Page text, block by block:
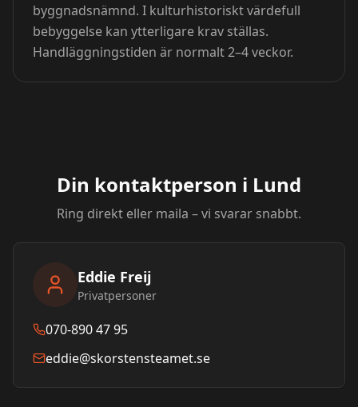
byggnadsnämnd. I kulturhistoriskt värdefull
bebyggelse kan ytterligare krav ställas.
Handläggningstiden är normalt 2–4 veckor.
Din kontaktperson i Lund
Ring direkt eller maila – vi svarar snabbt.
Eddie Freij
Privatpersoner
070-890 47 95
eddie@skorstensteamet.se